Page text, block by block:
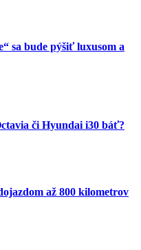
sa bude pýšiť luxusom a
či Hyundai i30 báť?
až 800 kilometrov